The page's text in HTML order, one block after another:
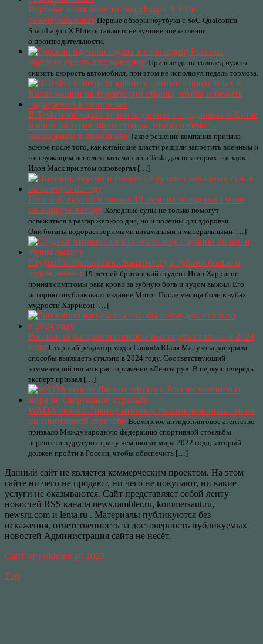
Игровые возможности Snapdragon X Elite
разочаровывают Первые обзоры ноутбука с SoC Qualcomm
Snapdragon X Elite оставляют не лучшие впечатления
о производительности.
Россиян
научили ездить в гололедицу При выезде на гололед нужно
снизить скорость автомобиля, при этом не используя педаль тормоза.
В Tesla пообещали хранить данные с проданных в Китае
машин на территории страны, чтобы избежать
подозрений в шпионаже Такое решение компания приняла
вскоре после того, как китайские власти решили запретить военным и
госслужащим использовать машины Tesla для некоторых поездок.
Илон Маск при этом опровергал […]
Полезно, вкусно и свежо: 10 лучших холодных супов
на жаркую погоду Холодные супы не только помогут
освежиться в разгар жаркого дня, но и полезны для здоровья.
Они богаты водорастворимыми витаминами и минеральными […]
Студент отправился к стоматологу с зубной болью и
чудом выжил 19-летний британский студент Итан Харрисон
принял симптомы рака крови за зубную боль и чудом выжил. Его
историю опубликовало издание Mirror. После месяца боли в зубах
мудрости Харрисон […]
Россиянам раскрыли способы выглядеть стильно в 2024
году Старший редактор моды Lamoda Юлия Манукова раскрыла
способы выглядеть стильно в 2024 году. Соответствующий
комментарий попал в распоряжение «Ленты.ру». В первую очередь
эксперт призвал […]
WADA велело Лисину отнять у России чемпионат мира
по спортивной стрельбе Всемирное антидопинговое агентство
призвало Международную федерацию спортивной стрельбы
перенести в другую страну чемпионат мира 2022 года, который
должен пройти в России, чтобы обеспечить […]
Данный сайт не является коммерческим проектом. На этом
сайте ни чего не продают, ни чего не покупают, ни какие
услуги не оказываются. Сайт представляет собой ленту
новостей RSS канала news.rambler.ru, kommersant.ru,
newsru.com и lenta.ru . Материалы публикуются без
искажения, ответственность за достоверность публикуемых
новостей Администрация сайта не несёт.
Сайт от psikhoter @ 2023
Top